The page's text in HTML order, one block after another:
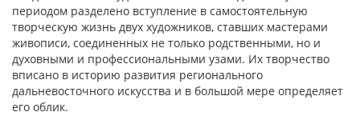
периодом разделено вступление в самостоятельную
творческую жизнь двух художников, ставших мастерами
живописи, соединенных не только родственными, но и
духовными и профессиональными узами. Их творчество
вписано в историю развития регионального
дальневосточного искусства и в большой мере определяет
его облик.